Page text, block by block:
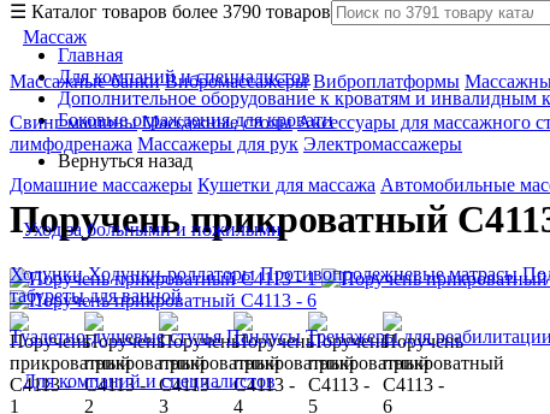
☰ Каталог товаров более 3790 товаров
Массаж
Массажные банки Вибромассажеры Виброплатформы
Свинг машины Массажные столы Аксессуары для массажного
лимфодренажа Массажеры для рук Электромассажеры
Домашние массажеры Кушетки для массажа Автомобильные
Уход за больными и пожилыми
ХодункиХодунки-роллаторы Противопролежневые матрасы
табуреты для ванной
Туалетно-душевые стулья Пандусы Тренажеры для реабилитации
Для компаний и специалистов
Главная
Для компаний и специалистов
Дополнительное оборудование к кроватям и инвалидным
Боковые ограждения для кровати
Вернуться назад
Поручень прикроватный